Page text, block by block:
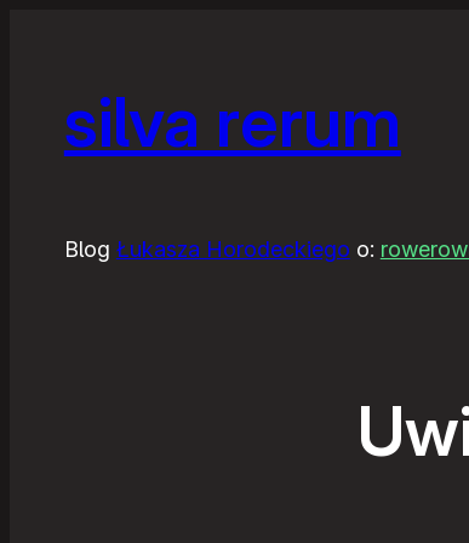
silva rerum
Blog Łukasza Horodeckiego o: